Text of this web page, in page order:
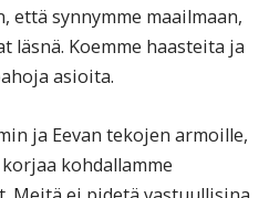
että synnymme maailmaan,
läsnä. Koemme haasteita ja
asioita.
ja Eevan tekojen armoille,
kohdallamme